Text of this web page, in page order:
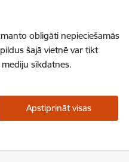
obligāti nepieciešamās
šajā vietnē var tikt
sīkdatnes.
Apstiprināt visas